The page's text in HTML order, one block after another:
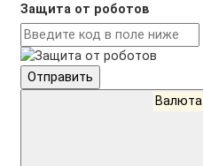
Защита от роботов
Отправить
Валюта